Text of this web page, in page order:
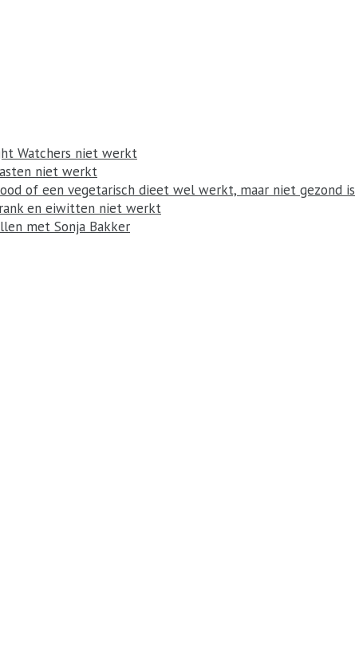
Watchers niet werkt
niet werkt
of een vegetarisch dieet wel werkt, maar niet gezond is
en eiwitten niet werkt
met Sonja Bakker